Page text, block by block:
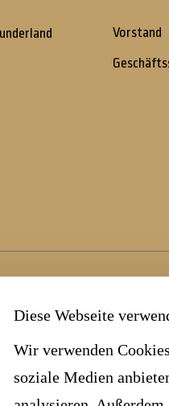
Diese Webseite
Wir verwenden
soziale Medien
Vorstand